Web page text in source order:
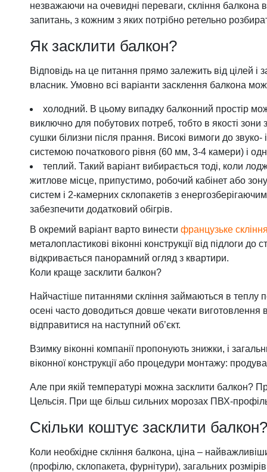
Фурнітура для вікон
Фурнітура для дверей
незважаючи на очевидні переваги, скління балкона
запитань, з кожним з яких потрібно ретельно
Як засклити балкон?
Відповідь на це питання прямо залежить від цілей і
власник. Умовно всі варіанти засклення балкона
холодний. В цьому випадку балконний простір
виключно для побутових потреб, тобто в якості зони
сушки білизни після прання. Високі вимоги до звуко-
системою початкового рівня (60 мм, 3-4 камери) і
теплий. Такий варіант вибирається тоді, коли
житлове місце, припустимо, робочий кабінет або
систем і 2-камерних склопакетів з
забезпечити додатковий обігрів.
В окремий варіант варто винести французьке
металопластикові віконні конструкції від підлоги
відкривається панорамний огляд з квартири.
Коли краще засклити балкон?
Найчастіше питаннями скління займаються в теплу
осені часто доводиться довше чекати виготовлення
відправитися на наступний об’єкт.
Взимку віконні компанії пропонують знижки, і
віконної конструкції або процедури монтажу:
Але при якій температурі можна засклити балкон?
Цельсія. При ще більш сильних морозах ПВХ-
Скільки коштує засклити балкон?
Коли необхідне скління балкона, ціна –
(профілю, склопакета, фурнітури), загальних розмірів